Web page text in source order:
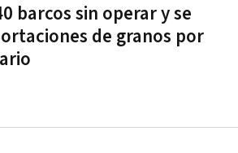
barcos sin operar y se
de granos por